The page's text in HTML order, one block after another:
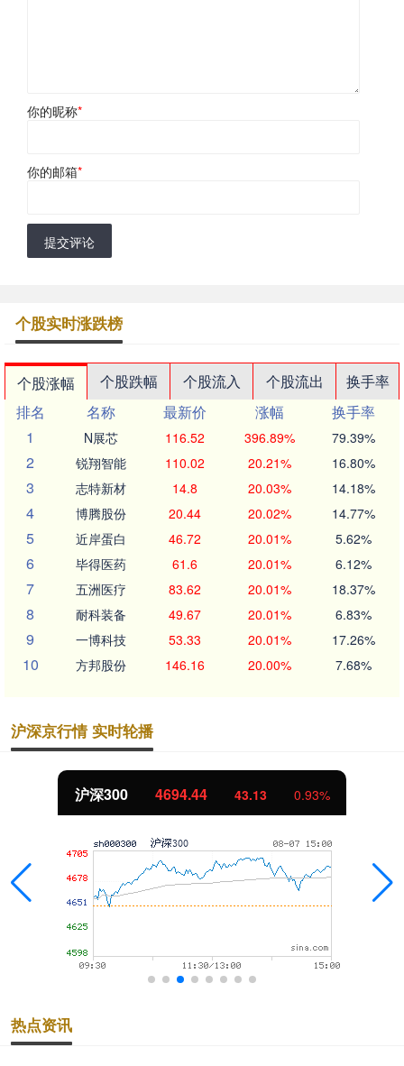
你的昵称*
你的邮箱*
提交评论
个股实时涨跌榜
个股涨幅 个股跌幅 个股流入 个股流出
换手率
排名
名称 最新价 涨幅
换手率
1
N展芯 116.52 396.89% 79.39%
2 锐翔智能 110.02 20.21% 16.80%
3 志特新材 14.8 20.03% 14.18%
4 博腾股份 20.44 20.02% 14.77%
5 近岸蛋白 46.72 20.01% 5.62%
6 毕得医药 61.6 20.01% 6.12%
7 五洲医疗 83.62 20.01% 18.37%
8 耐科装备 49.67 20.01% 6.83%
9 一博科技 53.33 20.01% 17.26%
10 方邦股份 146.16 20.00% 7.68%
沪深京行情 实时轮播
沪深300 4694.44 43.13 0.93%
热点资讯